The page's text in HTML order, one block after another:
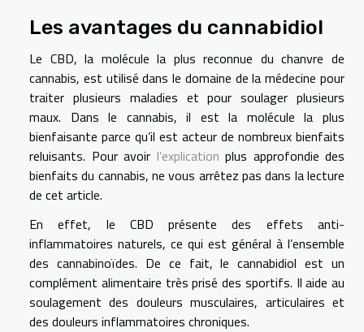
Les avantages du cannabidiol
Le CBD, la molécule la plus reconnue du chanvre de
cannabis, est utilisé dans le domaine de la médecine pour
traiter plusieurs maladies et pour soulager plusieurs
maux. Dans le cannabis, il est la molécule la plus
bienfaisante parce qu’il est acteur de nombreux bienfaits
reluisants. Pour avoir l’explication plus approfondie des
bienfaits du cannabis, ne vous arrêtez pas dans la lecture
de cet article.
En effet, le CBD présente des effets anti-
inflammatoires naturels, ce qui est général à l’ensemble
des cannabinoïdes. De ce fait, le cannabidiol est un
complément alimentaire très prisé des sportifs. Il aide au
soulagement des douleurs musculaires, articulaires et
des douleurs inflammatoires chroniques.